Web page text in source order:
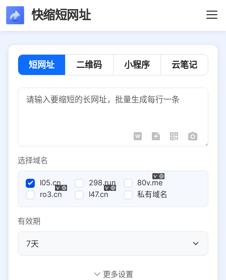
快缩短网址
短网址 二维码 小程序 云笔记
选择域名
l05.cn 298.run
80v.me
ro3.cn
l47.cn 私有域名
有效期
更多设置